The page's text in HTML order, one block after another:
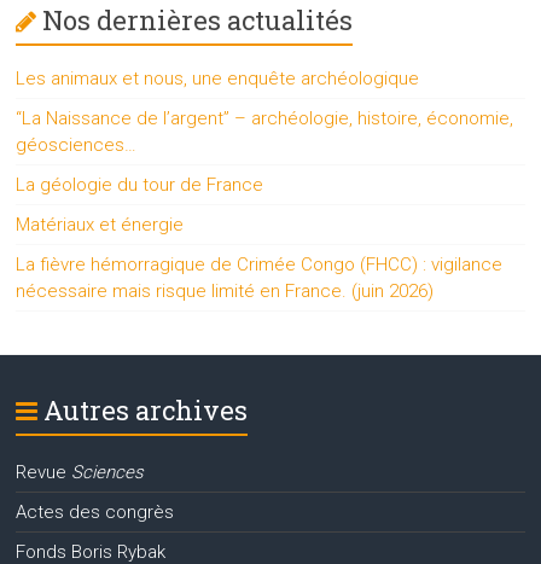
Nos dernières actualités
Les animaux et nous, une enquête archéologique
“La Naissance de l’argent” – archéologie, histoire, économie,
géosciences…
La géologie du tour de France
Matériaux et énergie
La fièvre hémorragique de Crimée Congo (FHCC) : vigilance
nécessaire mais risque limité en France. (juin 2026)
Autres archives
Revue Sciences
Actes des congrès
Fonds Boris Rybak